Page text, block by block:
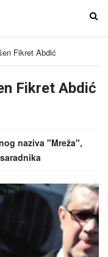
T
e
t
i
o
n
Fikret Abdić
Fikret Abdić
naziva "Mreža",